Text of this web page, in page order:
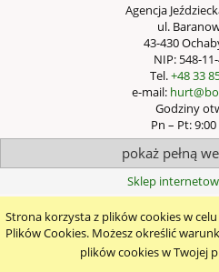
Strona korzysta z plików cookies w
Plików Cookies. Możesz określić
plików cookies w Twojej
Agencja
ul.
43-430
NIP: 548-
Tel.+48 33
e-mail:
Godziny
Pn – Pt:
pokaż pełną
Sklep